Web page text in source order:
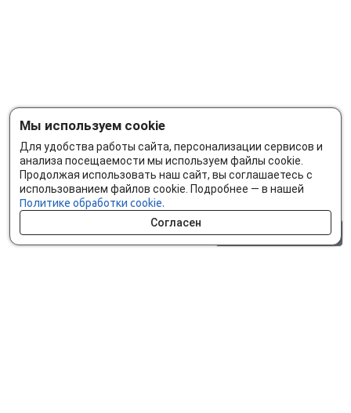
Мы используем cookie
Для удобства работы сайта, персонализации сервисов и
анализа посещаемости мы используем файлы cookie.
Продолжая использовать наш сайт, вы соглашаетесь с
использованием файлов cookie. Подробнее — в нашей
Политике обработки cookie.
Согласен